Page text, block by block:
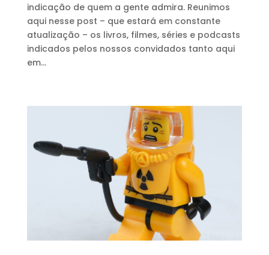
indicação de quem a gente admira. Reunimos
aqui nesse post – que estará em constante
atualização – os livros, filmes, séries e podcasts
indicados pelos nossos convidados tanto aqui
em...